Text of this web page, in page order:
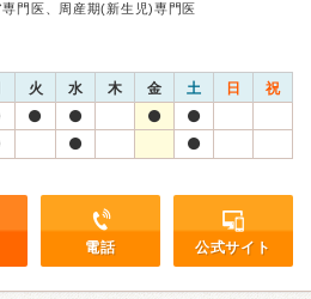
門医、周産期(新生児)専門医
火 水 木 金 土 日 祝
電話 公式サイト